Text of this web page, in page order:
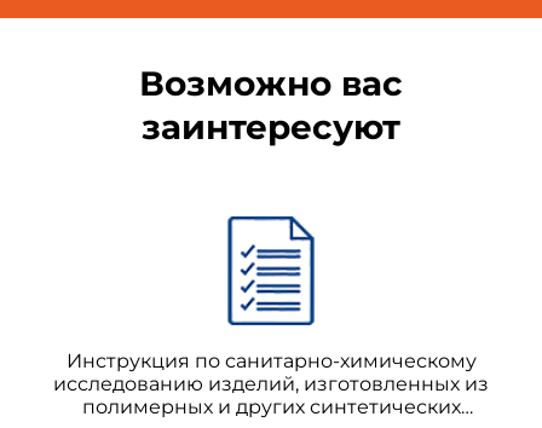
Возможно вас
заинтересуют
Инструкция по санитарно-химическому
исследованию изделий, изготовленных из
полимерных и других синтетических